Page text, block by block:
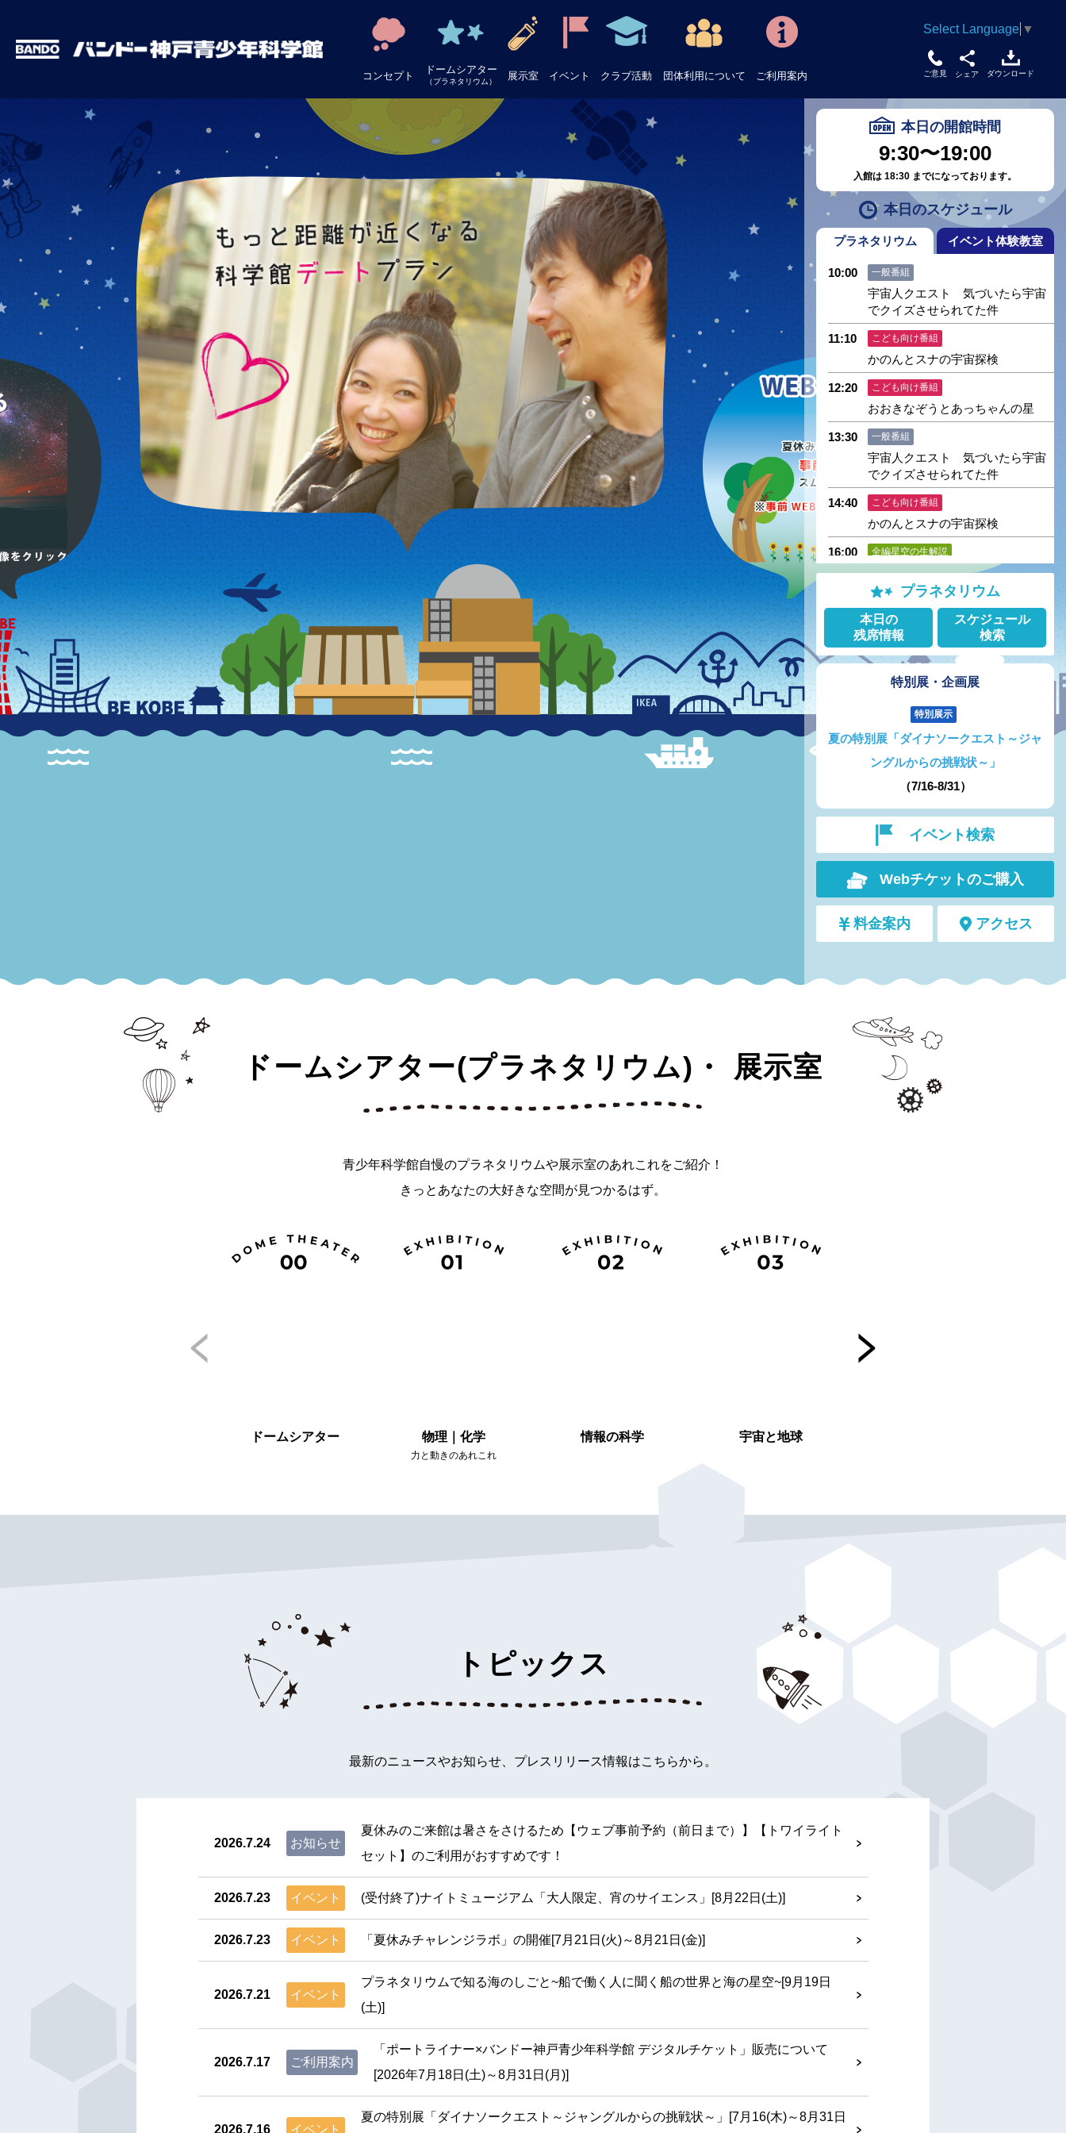
コンセプト
ドームシアター
（プラネタリウム） 展示室 イベント クラブ活動 団体利用について ご利用案内 ご意見 シェア ダウンロード
Select Language ▼
本日の開館時間
9:30〜19:00
入館は 18:30 までになっております。
本日のスケジュール
プラネタリウム イベント体験教室
10:00 一般番組
宇宙人クエスト 気づいたら宇宙
でクイズさせられてた件
11:10 こども向け番組
かのんとスナの宇宙探検
12:20 こども向け番組
おおきなぞうとあっちゃんの星
13:30 一般番組
宇宙人クエスト 気づいたら宇宙
でクイズさせられてた件
14:40 こども向け番組
かのんとスナの宇宙探検
16:00 全編星空の生解説
星空ライブ投映
プラネタリウム番組
星はここにある music by
ACIDMAN
19:00 一般番組
ボルケーノ 天地創造の炎
プラネタリウム
本日の
残席情報
スケジュール
検索
特別展・企画展
特別展示
夏の特別展「ダイナソークエスト～ジャ
ングルからの挑戦状～」
（7/16-8/31）
イベント検索
Webチケットのご購入
料金案内 アクセス
ドームシアター(プラネタリウム)・ 展示室
青少年科学館自慢のプラネタリウムや展示室のあれこれをご紹介！
きっとあなたの大好きな空間が見つかるはず。
ドームシアター 物理｜化学
力と動きのあれこれ
情報の科学 宇宙と地球
トピックス
最新のニュースやお知らせ、プレスリリース情報はこちらから。
2026.7.24 お知らせ
夏休みのご来館は暑さをさけるため【ウェブ事前予約（前日まで）】【トワイライト
セット】のご利用がおすすめです！
2026.7.23 イベント (受付終了)ナイトミュージアム「大人限定、宵のサイエンス」[8月22日(土)]
2026.7.23 イベント 「夏休みチャレンジラボ」の開催[7月21日(火)～8月21日(金)]
2026.7.21 イベント
プラネタリウムで知る海のしごと~船で働く人に聞く船の世界と海の星空~[9月19日
(土)]
2026.7.17 ご利用案内
「ポートライナー×バンドー神戸青少年科学館 デジタルチケット」販売について
[2026年7月18日(土)～8月31日(月)]
2026.7.16 イベント
夏の特別展「ダイナソークエスト～ジャングルからの挑戦状～」[7月16(木)～8月31日